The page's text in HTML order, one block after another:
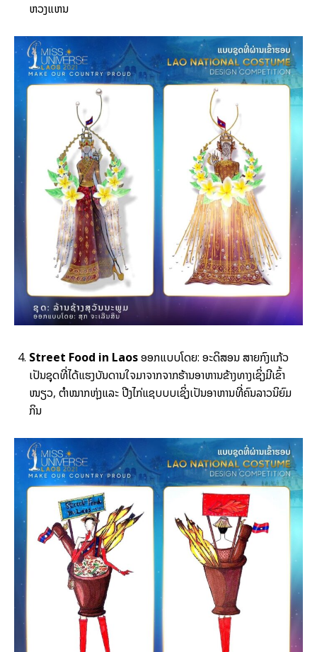
ຫວງແຫນ
Street Food in Laosອອກແບບໂດຍ: ອະດິສອນ ສາຍກົງແກ້ວ
ເປັນຊຸດທີ່ໄດ້ແຮງບັນດານໃຈມາຈາກຈາກຮ້ານອາຫານຂ້າງທາງເຊິ່ງມີເຂົ້າ
ໜຽວ, ຕຳໝາກຫຸ່ງແລະ ປີງໄກ່ແຊບບບເຊິ່ງເປັນອາຫານທີ່ຄົນລາວນິຍົມ
ກິນ